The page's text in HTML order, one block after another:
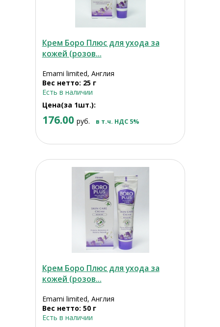
Крем Боро Плюс для ухода за
кожей (розов...
Emami limited, Англия
Вес нетто: 25 г
Есть в наличии
Цена(за 1шт.):
176.00 руб. в т.ч. НДС 5%
Крем Боро Плюс для ухода за
кожей (розов...
Emami limited, Англия
Вес нетто: 50 г
Есть в наличии